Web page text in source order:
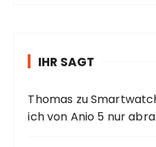
IHR SAGT
Thomas zu
ich von Anio 5 nur